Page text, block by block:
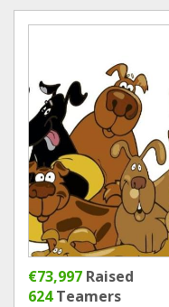
€73,997 Raised
624Teamers